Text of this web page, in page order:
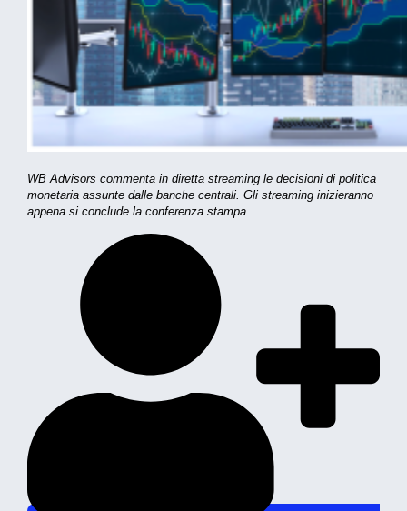
WB Advisors commenta in diretta streaming le decisioni di politica
monetaria assunte dalle banche centrali. Gli streaming inizieranno
appena si conclude la conferenza stampa